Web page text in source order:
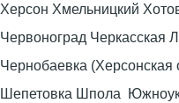
Херсон Хмельницкий
Червоноград Черкасская
Чернобаевка
Шепетовка Шпола